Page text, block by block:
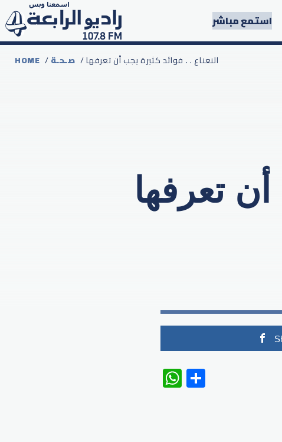
استمع مباشر
HOME /صـحـة / النعناع . . فوائد كثيرة يجب أن تعرفها
أن تعرفها
WhatsApp